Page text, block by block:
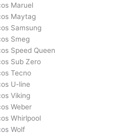
Maruel
Maytag
Samsung
Smeg
Speed Queen
Sub Zero
Tecno
U-line
Viking
Weber
Whirlpool
Wolf